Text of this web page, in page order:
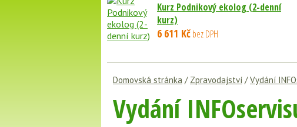
Kurz Podnikový ekolog (2-denní
kurz)
6 611 Kčbez DPH
Domovská stránka / Zpravodajství /Vydání
Vydání